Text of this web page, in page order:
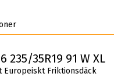
235/35R19 91 W XL
Europeiskt Friktionsdäck